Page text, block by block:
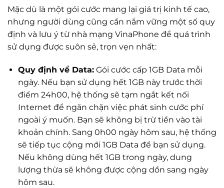
Mặc dù là một gói cước mang lại giá trị kinh tế cao,
nhưng người dùng cũng cần nắm vững một số quy
định và lưu ý từ nhà mạng VinaPhone để quá trình
sử dụng được suôn sẻ, trọn vẹn nhất:
Quy định về Data:Gói cước cấp 1GB Data mỗi
ngày. Nếu bạn sử dụng hết 1GB này trước thời
điểm 24h00, hệ thống sẽ tạm ngắt kết nối
Internet để ngăn chặn việc phát sinh cước phí
ngoài ý muốn. Bạn sẽ không bị trừ tiền vào tài
khoản chính. Sang 0h00 ngày hôm sau, hệ thống
sẽ tiếp tục cộng mới 1GB Data để bạn sử dụng.
Nếu không dùng hết 1GB trong ngày, dung
lượng thừa sẽ không được cộng dồn sang ngày
hôm sau.